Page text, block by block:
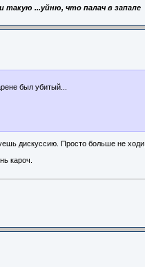
такую ...уйню, что палач в запале
был убитый...
дискуссию. Просто больше не ходи,
кароч.